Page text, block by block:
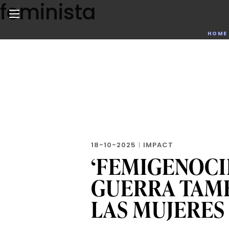
Skip
to
content
Noticias de negocios, innovación, tecnología y HOME
feminista
18-10-2025 | IMPACT
GUERRA
LAS MUJERES